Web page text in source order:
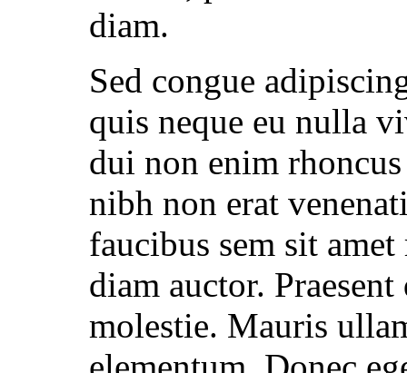
diam.
Sed congue
quis neque eu nulla
dui non enim
nibh non erat
faucibus sem sit
diam auctor.
molestie. Mauris